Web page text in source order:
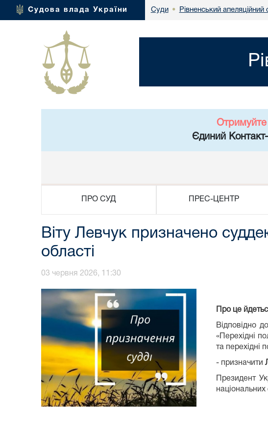
Судова влада України Суди • Рівненський апеляційний
Отримуйте
Єдиний
ПРО СУД ПРЕС-ЦЕНТР
Віту Левчук призначено
області
03 червня 2026, 11:30
Про це
Відповідно
«Перехідні
та перехідні
- призначити
Президент
національних